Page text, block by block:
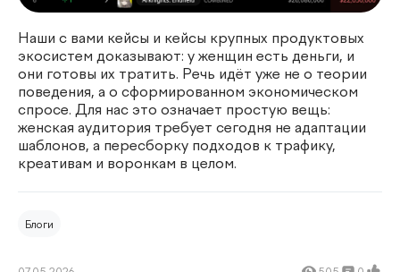
Наши с вами кейсы и кейсы крупных продуктовых
экосистем доказывают: у женщин есть деньги, и
они готовы их тратить. Речь идёт уже не о теории
поведения, а о сформированном экономическом
спросе. Для нас это означает простую вещь:
женская аудитория требует сегодня не адаптации
шаблонов, а пересборку подходов к трафику,
креативам и воронкам в целом.
Блоги